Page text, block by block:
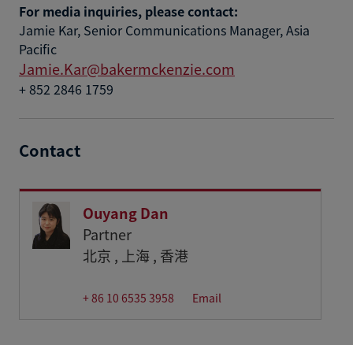
For media inquiries, please contact:
Jamie Kar, Senior Communications Manager, Asia
Pacific
Jamie.Kar@bakermckenzie.com
+ 852 2846 1759
Contact
Ouyang Dan
Partner
北京 上海 香港
+ 86 10 6535 3958 Email